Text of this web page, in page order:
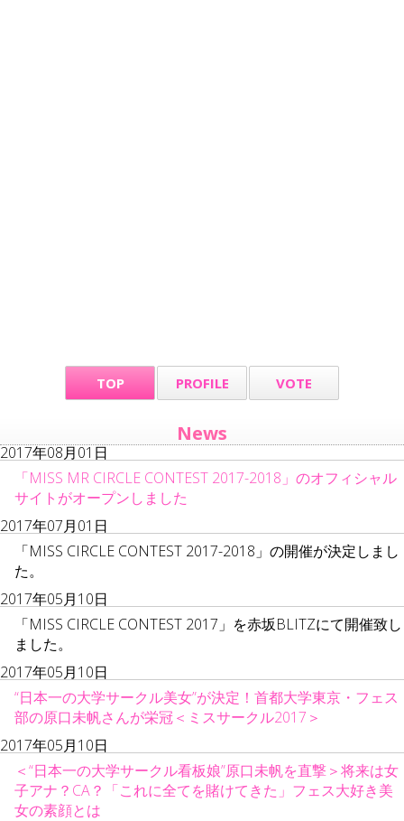
TOP PROFILE VOTE
News
2017年08月01日
「MISS MR CIRCLE CONTEST 2017-2018」のオフィシャル
サイトがオープンしました
2017年07月01日
「MISS CIRCLE CONTEST 2017-2018」の開催が決定しまし
た。
2017年05月10日
「MISS CIRCLE CONTEST 2017」を赤坂BLITZにて開催致し
ました。
2017年05月10日
“日本一の大学サークル美女”が決定！首都大学東京・フェス
部の原口未帆さんが栄冠＜ミスサークル2017＞
2017年05月10日
＜“日本一の大学サークル看板娘”原口未帆を直撃＞将来は女
子アナ？CA？「これに全てを賭けてきた」フェス大好き美
女の素顔とは